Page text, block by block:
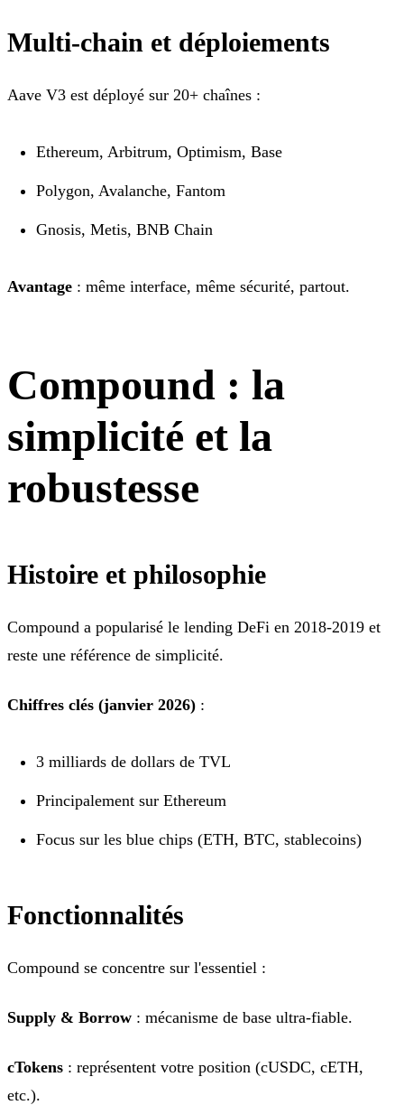
Multi-chain et déploiements
Aave V3 est déployé sur 20+ chaînes :
Ethereum, Arbitrum, Optimism, Base
Polygon, Avalanche, Fantom
Gnosis, Metis, BNB Chain
Avantage : même interface, même sécurité, partout.
Compound : la
simplicité et la
robustesse
Histoire et philosophie
Compound a popularisé le lending DeFi en 2018-2019 et
reste une référence de simplicité.
Chiffres clés (janvier 2026) :
3 milliards de dollars de TVL
Principalement sur Ethereum
Focus sur les blue chips (ETH, BTC, stablecoins)
Fonctionnalités
Compound se concentre sur l'essentiel :
Supply & Borrow : mécanisme de base ultra-fiable.
cTokens : représentent votre position (cUSDC, cETH,
etc.).